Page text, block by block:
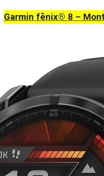
Garmin fēnix® 8 –